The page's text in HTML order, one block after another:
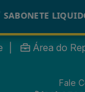
LIQUIDO
Área do
Fale